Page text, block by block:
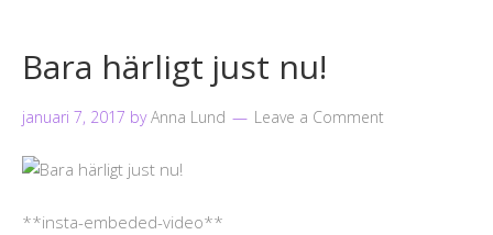
Bara härligt just nu!
januari 7, 2017 byAnna Lund Leave a Comment
**insta-embeded-video**